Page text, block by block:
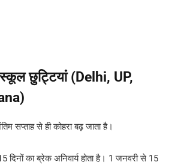
छुट्टियां (Delhi, UP,
सप्ताह से ही कोहरा बढ़ जाता है।
दिनों का ब्रेक अनिवार्य होता है। 1 जनवरी से 15